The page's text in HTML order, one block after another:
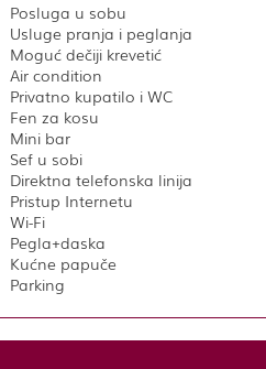
Posluga u sobu
Usluge pranja i peglanja
Moguć dečiji krevetić
Air condition
Privatno kupatilo i WC
Fen za kosu
Mini bar
Sef u sobi
Direktna telefonska linija
Pristup Internetu
Wi-Fi
Pegla+daska
Kućne papuče
Parking